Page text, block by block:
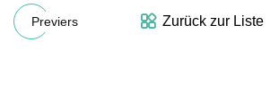
Previers Zurück zur Liste